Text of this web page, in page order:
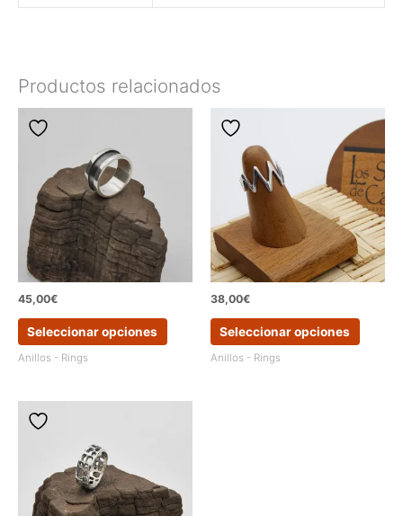
Productos relacionados
45,00€
Seleccionar opciones
Este
en
Anillos - Rings
38,00€
Seleccionar opciones
Este
Anillos - Rings